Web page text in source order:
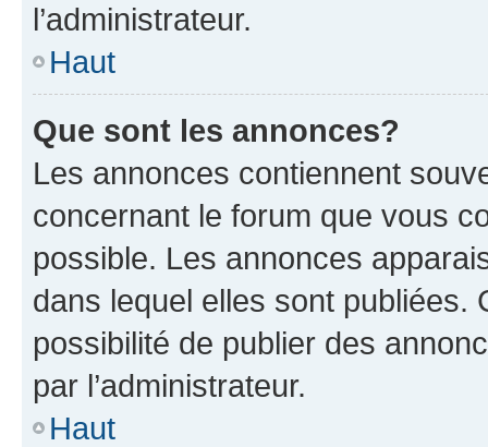
l’administrateur.
Haut
Que sont les annonces?
Les annonces contiennent
concernant le forum que vous
possible. Les annonces
dans lequel elles sont publiées.
possibilité de publier des
par l’administrateur.
Haut